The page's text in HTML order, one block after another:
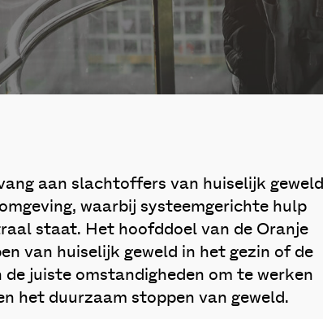
aan slachtoffers van huiselijk geweld
waarbij systeemgerichte hulp
staat. Het hoofddoel van de Oranje
van huiselijk geweld in het gezin of de
juiste omstandigheden om te werken
het duurzaam stoppen van geweld.